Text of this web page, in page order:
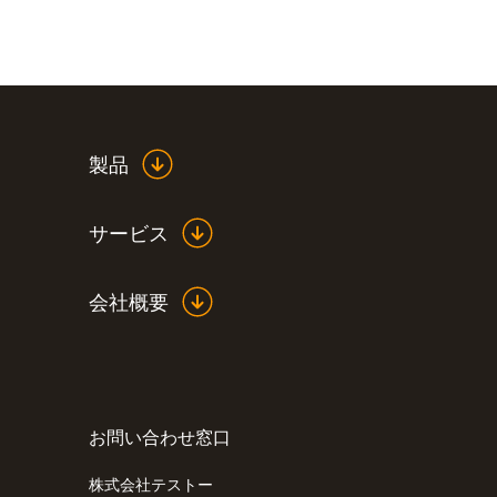
:0632 3340
製品
サービス
会社概要
お問い合わせ窓口
株式会社テストー